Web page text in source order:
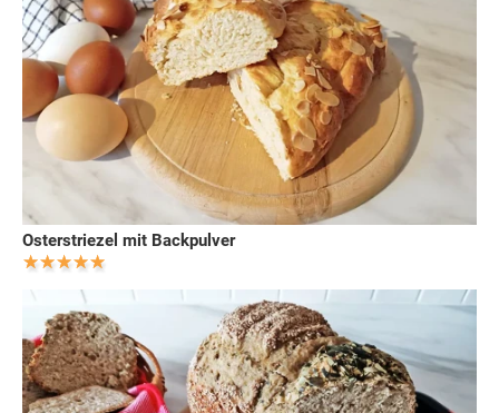
Osterstriezel mit Backpulver